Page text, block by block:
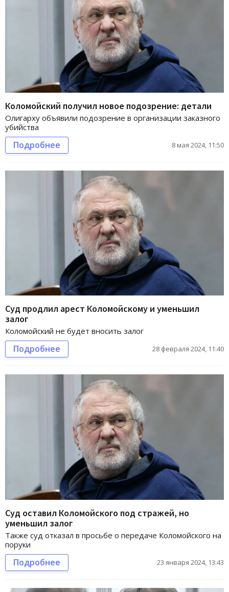
Коломойский получил новое подозрение: детали
Олигарху объявили подозрение в организации заказного
убийства
Подробнее 8 мая 2024, 11:50
Суд продлил арест Коломойскому и уменьшил
залог
Коломойский не будет вносить залог
Подробнее 28 февраля 2024, 11:40
Суд оставил Коломойского под стражей, но
уменьшил залог
Также суд отказал в просьбе о передаче Коломойского на
поруки
Подробнее 23 января 2024, 13:43